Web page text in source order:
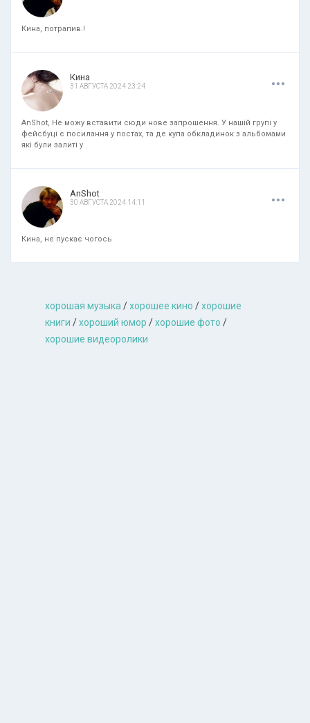
Кина, потрапив.!
Кина
31 АВГУСТА 2024 23:24 ...
AnShot, Не можу вставити сюди нове запрошення. У нашій групі у
фейсбуці є посилання у постах, та де купа обкладинок з альбомами
які були залиті у
AnShot
30 АВГУСТА 2024 14:11 ...
Кина, не пускає чогось
хорошая музыкa /хорошее кино /хорошие
книги /хороший юмор /хорошие фото /
хорошие видеоролики